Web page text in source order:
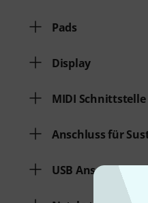
Pads
Display
MIDI Schnittstelle
Anschluss für
USB Anschluss